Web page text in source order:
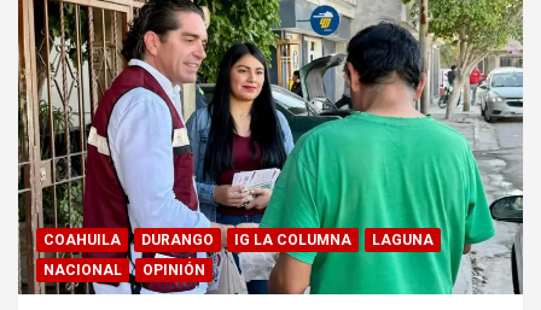
COAHUILA DURANGO IG LA COLUMNA
LAGUNA
NACIONAL
OPINIÓN